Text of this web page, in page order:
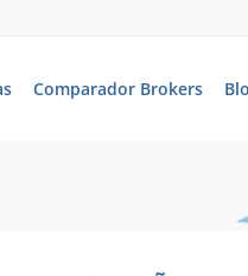
Comparador Brokers